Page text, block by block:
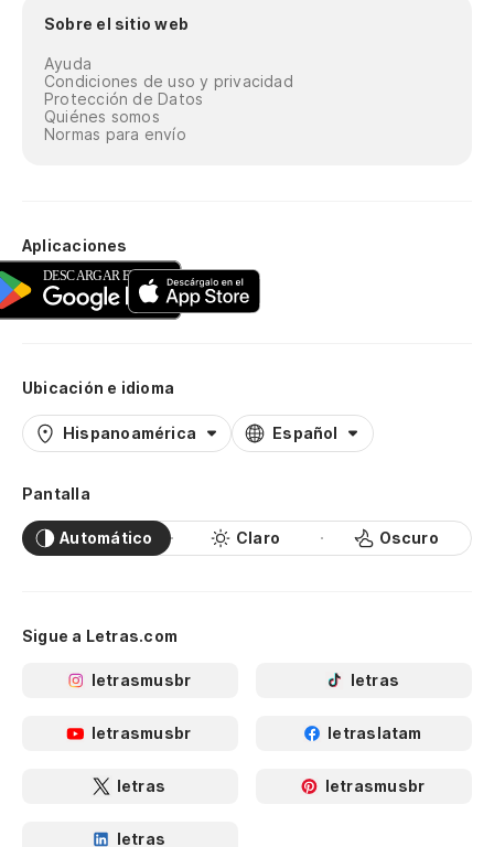
Sobre el sitio web
Ayuda
Condiciones de uso y privacidad
Protección de Datos
Quiénes somos
Normas para envío
Aplicaciones
Ubicación e idioma
Hispanoamérica Español
Pantalla
Automático Claro Oscuro
Sigue a Letras.com
letrasmusbr letras
letrasmusbr letraslatam
letras letrasmusbr
letras